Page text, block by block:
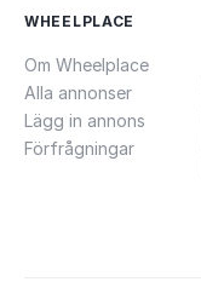
WHEELPLACE
Om Wheelplace
Alla annonser
Lägg in annons
Förfrågningar